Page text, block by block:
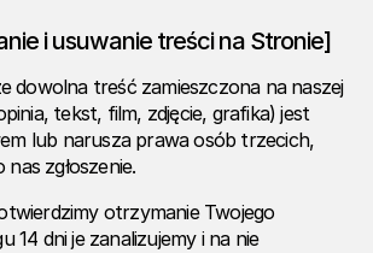
i usuwanie treści na Stronie]
dowolna treść zamieszczona na naszej
tekst, film, zdjęcie, grafika) jest
lub narusza prawa osób trzecich,
nas zgłoszenie.
otrzymanie Twojego
14 dni je zanalizujemy i na nie